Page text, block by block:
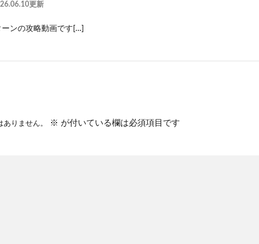
更新
ンの攻略動画です[…]
りません。 ※ が付いている欄は必須項目です